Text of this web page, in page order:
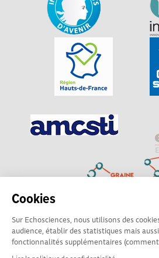
Cookies
Sur Echosciences, nous utilisons des
audience, établir des statistiques mais
fonctionnalités supplémentaires
Explorer, s’exprimer, rentrer en
Hauts-de-France est le réseau social
sciences et de technologies du